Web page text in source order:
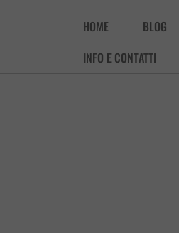
HOME BLOG
INFO E CONTATTI